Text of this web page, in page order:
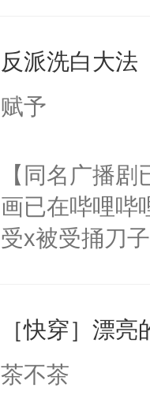
小白莲：“嘤
胡说，我没碰
不愧是大佬
悉，嗷？这不
可以先看仙帝
人，最终坐上
用见人，因为
言神龙见首不
名蛇蛇，跟
不知道，那小
头，魔尊墨宴
宴：柳折枝你
们竟然欺负
宴：要不你
来……“蛇蛇，
反派洗白大法
赋予
【同名广播
画已在哔哩哔
受x被受捅刀
病，一个个
上了还是无动
［快穿］漂
茶不茶